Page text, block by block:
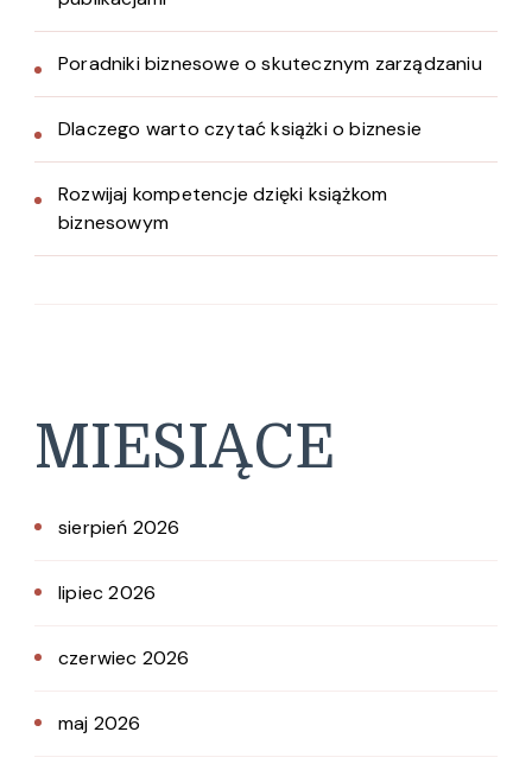
Poradniki biznesowe o skutecznym zarządzaniu
Dlaczego warto czytać książki o biznesie
Rozwijaj kompetencje dzięki książkom
biznesowym
MIESIĄCE
sierpień 2026
lipiec 2026
czerwiec 2026
maj 2026